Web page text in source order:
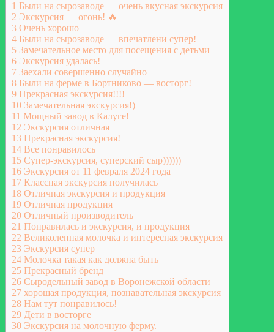
1 Были на сырозаводе — очень вкусная экскурсия
2 Экскурсия — огонь! 🔥
3 Очень хорошо
4 Были на сырозаводе — впечатлени супер!
5 Замечательное место для посещения с детьми
6 Экскурсия удалась!
7 Заехали совершенно случайно
8 Были на ферме в Бортниково — восторг!
9 Прекрасная экскурсия!!!!
10 Замечательная экскурсия!)
11 Мощный завод в Калуге!
12 Экскурсия отличная
13 Прекрасная экскурсия!
14 Все понравилось
15 Супер-экскурсия, суперский сыр))))))
16 Экскурсия от 11 февраля 2024 года
17 Классная экскурсия получилась
18 Отличная экскурсия и продукция
19 Отличная продукция
20 Отличный производитель
21 Понравилась и экскурсия, и продукция
22 Великолепная молочка и интересная экскурсия
23 Экскурсия супер
24 Молочка такая как должна быть
25 Прекрасный бренд
26 Сыродельный завод в Воронежской области
27 хорошая продукция, познавательная экскурсия
28 Нам тут понравилось!
29 Дети в восторге
30 Экскурсия на молочную ферму.